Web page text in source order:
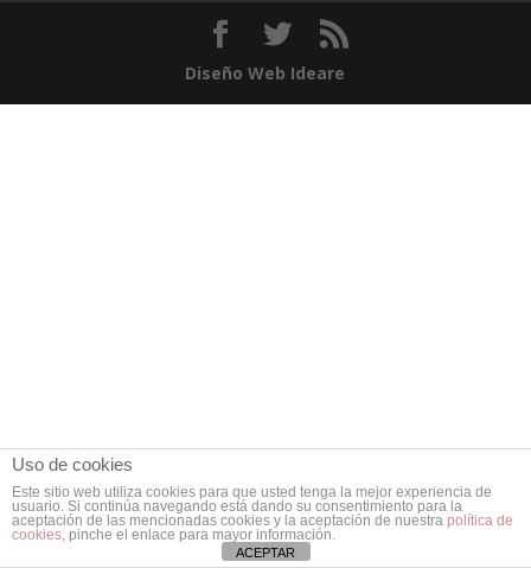
Diseño Web Ideare
Uso de cookies
Este sitio web utiliza cookies para que usted tenga la mejor experiencia de
usuario. Si continúa navegando está dando su consentimiento para la
aceptación de las mencionadas cookies y la aceptación de nuestra política de
cookies, pinche el enlace para mayor información.
ACEPTAR